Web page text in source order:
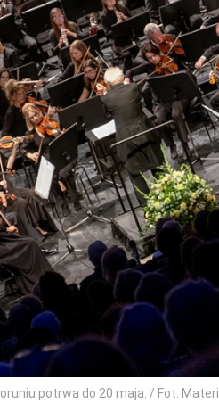
potrwa do 20 maja. / Fot.